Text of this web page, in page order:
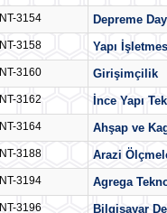
INT-3154 Depreme
INT-3158 Yapı
INT-3160 Girişimçilik
INT-3162 İnce Yapı
INT-3164 Ahşap ve
INT-3188 Arazi
INT-3194 Agrega
INT-3196 Bilgisayar